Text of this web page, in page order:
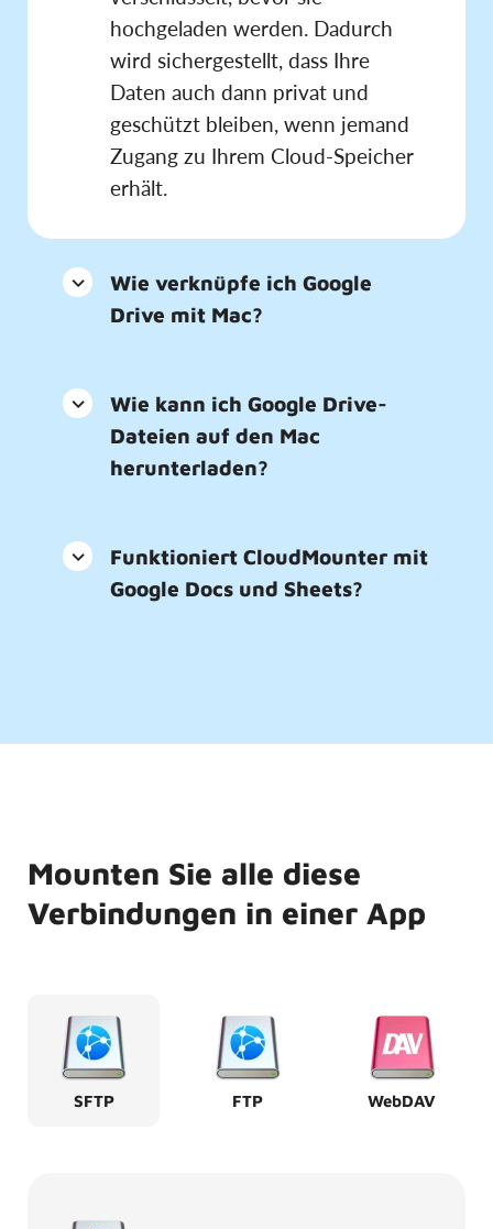
hochgeladen werden. Dadurch
wird sichergestellt, dass Ihre
Daten auch dann privat und
geschützt bleiben, wenn jemand
Zugang zu Ihrem Cloud-Speicher
erhält.
Wie verknüpfe ich Google
Drive mit Mac?
Wie kann ich Google Drive-
Dateien auf den Mac
herunterladen?
Funktioniert CloudMounter mit
Google Docs und Sheets?
Mounten Sie alle diese
Verbindungen in einer App
SFTP FTP WebDAV